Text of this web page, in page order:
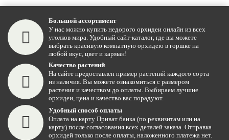
Большой ассортимент
У нас можно купить недорого орхидеи онлайн из всех
уголков мира. Удобный сайт-каталог, где вы можете
выбрать красивую комнатную орхидею в горшке на
любой вкус, цвет и карман!
Качество растений
На сайте предоставлен пример растений каждого сорта
из наличия. Вы можете ознакомиться с размером
растения и качеством до оплаты. Выбираем лучшие
орхидеи, цена и качество вас порадуют.
Удобный способ оплаты
Оплата на карту Приват банка (по реквизитам или на
карту) после согласования всех деталей заказа. Отправка
орхидей только после оплаты, наложенного платежа нет.